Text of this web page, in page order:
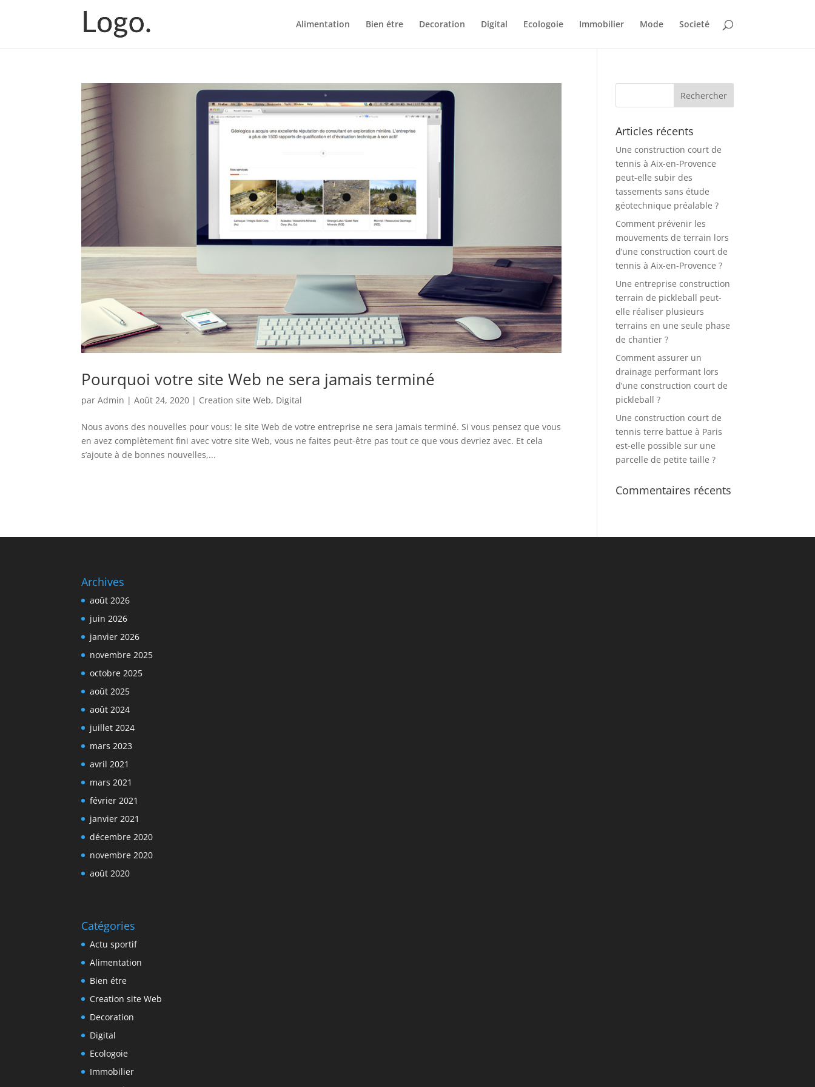
Alimentation Bien étre Decoration Digital Ecologoie Immobilier Mode Societé
Pourquoi votre site Web ne sera jamais terminé
parAdmin |Août 24, 2020 | Creation site Web, Digital
Nous avons des nouvelles pour vous: le site Web de votre entreprise ne sera jamais terminé. Si vous pensez que vous
en avez complètement fini avec votre site Web, vous ne faites peut-être pas tout ce que vous devriez avec. Et cela
s’ajoute à de bonnes nouvelles,...
Articles récents
Une construction court de
tennis à Aix-en-Provence
peut-elle subir des
tassements sans étude
géotechnique préalable ?
Comment prévenir les
mouvements de terrain lors
d’une construction court de
tennis à Aix-en-Provence ?
Une entreprise construction
terrain de pickleball peut-
elle réaliser plusieurs
terrains en une seule phase
de chantier ?
Comment assurer un
drainage performant lors
d’une construction court de
pickleball ?
Une construction court de
tennis terre battue à Paris
est-elle possible sur une
parcelle de petite taille ?
Commentaires récents
Archives
août 2026
juin 2026
janvier 2026
novembre 2025
octobre 2025
août 2025
août 2024
juillet 2024
mars 2023
avril 2021
mars 2021
février 2021
janvier 2021
décembre 2020
novembre 2020
août 2020
Catégories
Actu sportif
Alimentation
Bien étre
Creation site Web
Decoration
Digital
Ecologoie
Immobilier